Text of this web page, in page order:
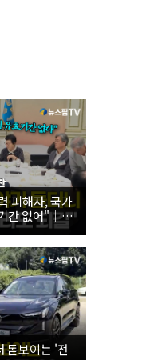
피해자, 국가
간 없어"｜
오찬
돋보이는 '전